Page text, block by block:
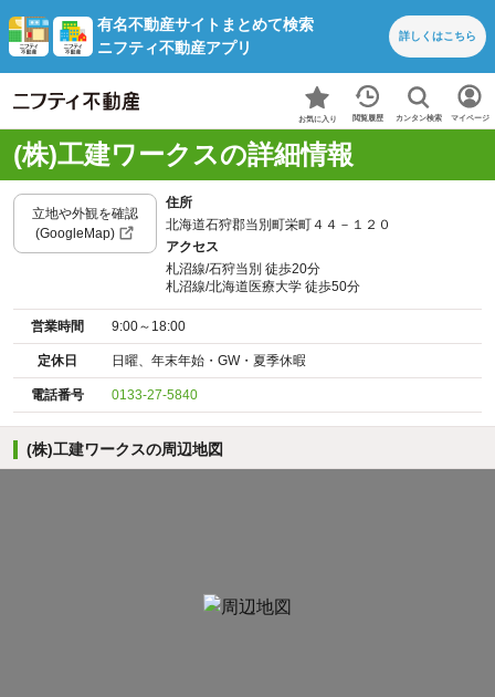
有名不動産サイトまとめて検索
ニフティ不動産アプリ
詳しくはこちら
お気に入り 閲覧履歴 カンタン検索 マイページ
(株)工建ワークスの詳細情報
立地や外観を確認
(GoogleMap)
住所
北海道石狩郡当別町栄町４４－１２０
アクセス
札沼線/石狩当別 徒歩20分
札沼線/北海道医療大学 徒歩50分
営業時間 9:00～18:00
定休日 日曜、年末年始・GW・夏季休暇
電話番号 0133-27-5840
(株)工建ワークスの周辺地図